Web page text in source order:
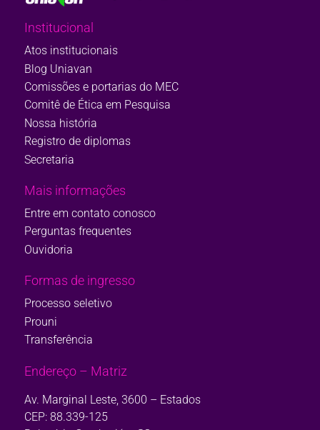
Institucional
Atos institucionais
Blog Uniavan
Comissões e portarias do MEC
Comitê de Ética em Pesquisa
Nossa história
Registro de diplomas
Secretaria
Mais informações
Entre em contato conosco
Perguntas frequentes
Ouvidoria
Formas de ingresso
Processo seletivo
Prouni
Transferência
Endereço – Matriz
Av. Marginal Leste, 3600 – Estados
CEP: 88.339-125